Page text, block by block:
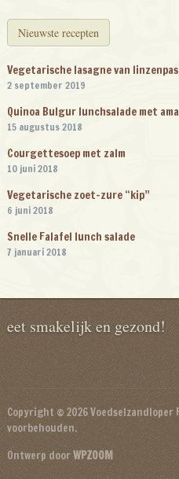
Nieuwste recepten
Vegetarische lasagne van
2 september 2019
Quinoa Bulgur lunchsalade met
15 augustus 2018
Courgettesoep met zalm
10 juni 2018
Vegetarische zoet-zure “kip”
6 juni 2018
Snelle Falafel lunch salade
7 januari 2018
eet smakelijk en gezond!
Copyright © 2026
voorbehouden.
Ontwerp doorWPZOOM